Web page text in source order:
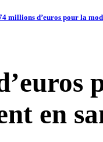
millions d’euros pour la
en